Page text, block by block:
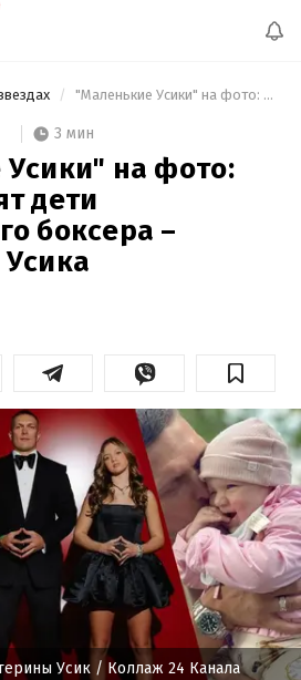
"Маленькие Усики" на фото: как выглядят дети легендарного боксера – Александра Усика
3 мин
на фото:
дети
боксера –
Усик / Коллаж 24 Канала